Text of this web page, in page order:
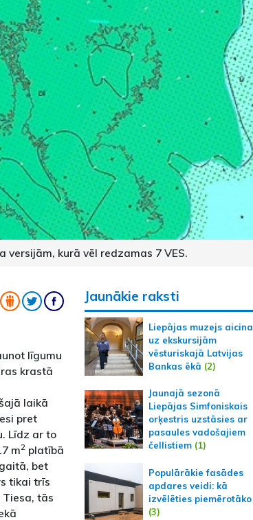
kurā vēl redzamas 7 VES.
līgumu
krastā
laikā
pret
Līdz ar to
m2 platībā
bet
tikai trīs
tās
Jaunākie raksti
Liepājas muzejs aicina
uz ekskursijām
vēsturiskajā Latvijas
Bankas ēkā (2)
Jaunajā sezonā
Liepājas Simfoniskais
orķestris uzstāsies ar
pasaules vadošajiem
čellistiem(1)
Populārākie fasādes
apdares veidi: kā
izvēlēties piemērotāko
(3)